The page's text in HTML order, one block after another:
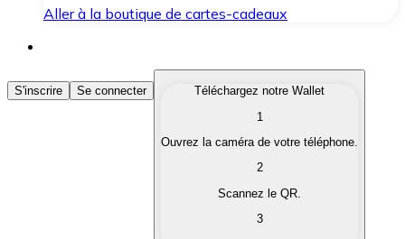
Aller à la boutique de cartes-cadeaux
Acheter des Cryptomonnaies
Achetez les cryptomonnaies qui vous intéressent
Convertissez vos cryptomonnaies en monnaie
S'inscrire Se connecter
Téléchargez notre Wallet
1
Ouvrez la caméra de votre téléphone.
2
Scannez le QR.
3